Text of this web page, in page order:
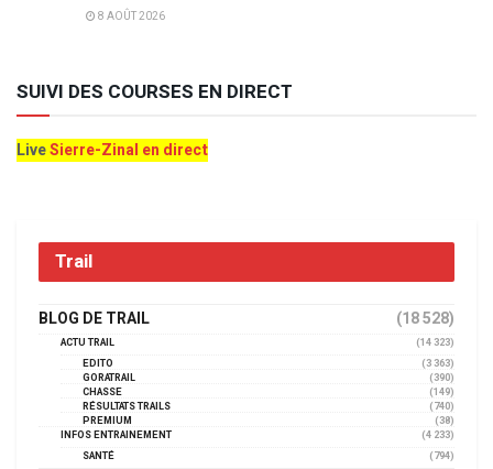
8 AOÛT 2026
SUIVI DES COURSES EN DIRECT
LiveSierre-Zinal en direct
Trail
BLOG DE TRAIL (18 528)
ACTU TRAIL
(14 323)
EDITO
(3 363)
GORATRAIL
(390)
CHASSE
(149)
RÉSULTATS TRAILS
(740)
PREMIUM
(38)
INFOS ENTRAINEMENT
(4 233)
SANTÉ
(794)